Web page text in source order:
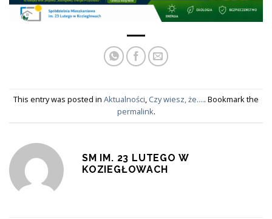
This entry was posted in Aktualności, Czy wiesz, że..... Bookmark the
permalink.
SM IM. 23 LUTEGO W
KOZIEGŁOWACH